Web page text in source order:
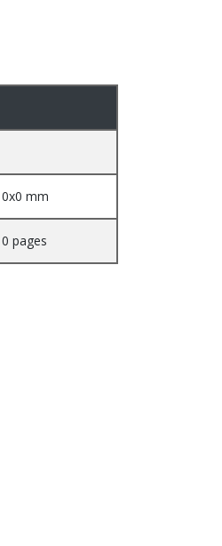
0x0 mm
0 pages